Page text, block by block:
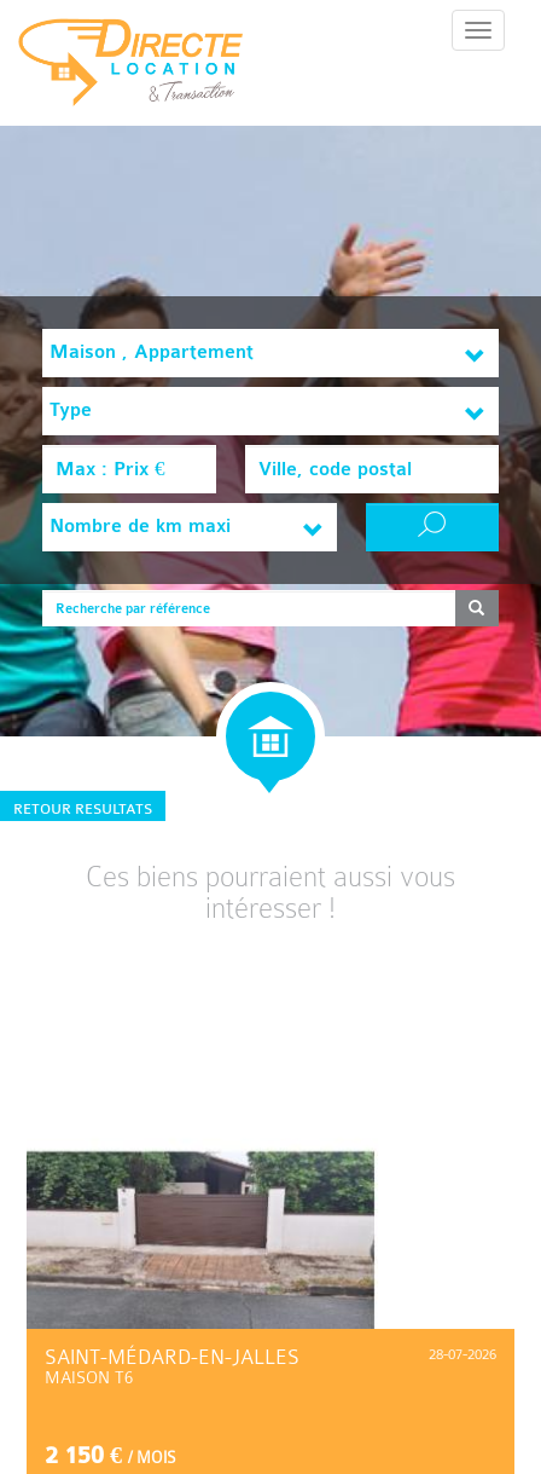
Menu
Maison , Appartement
Type
Nombre de km maxi
RETOUR RESULTATS
Ces biens pourraient aussi vous
intéresser !
28-07-2026
SAINT-MÉDARD-EN-JALLES
MAISON T6
2 150 € / MOIS